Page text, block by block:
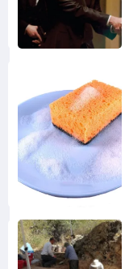
Снимка:
Пиксабей